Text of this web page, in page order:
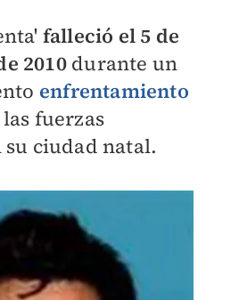
falleció el 5 de
2010durante un
enfrentamiento
fuerzas
su ciudad natal.